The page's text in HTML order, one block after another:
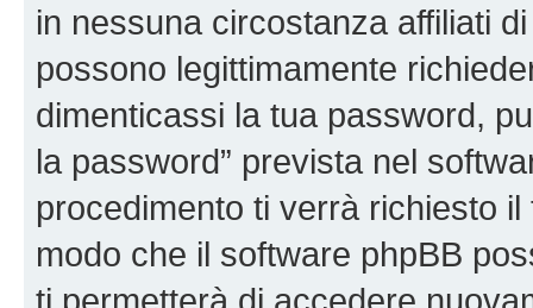
in nessuna circostanza affiliati
possono legittimamente
dimenticassi la tua password,
la password” prevista nel
procedimento ti verrà richiesto
modo che il software phpBB